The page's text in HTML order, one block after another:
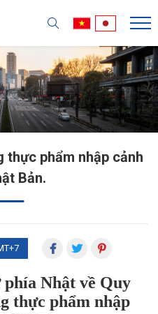
thực phẩm nhập cảnh
Bản.
Nhật về Quy
thực phẩm nhập